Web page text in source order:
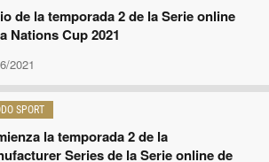
de la temporada 2 de la Serie online
Nations Cup 2021
2021
SPORT
la temporada 2 de la
Series de la Serie online de